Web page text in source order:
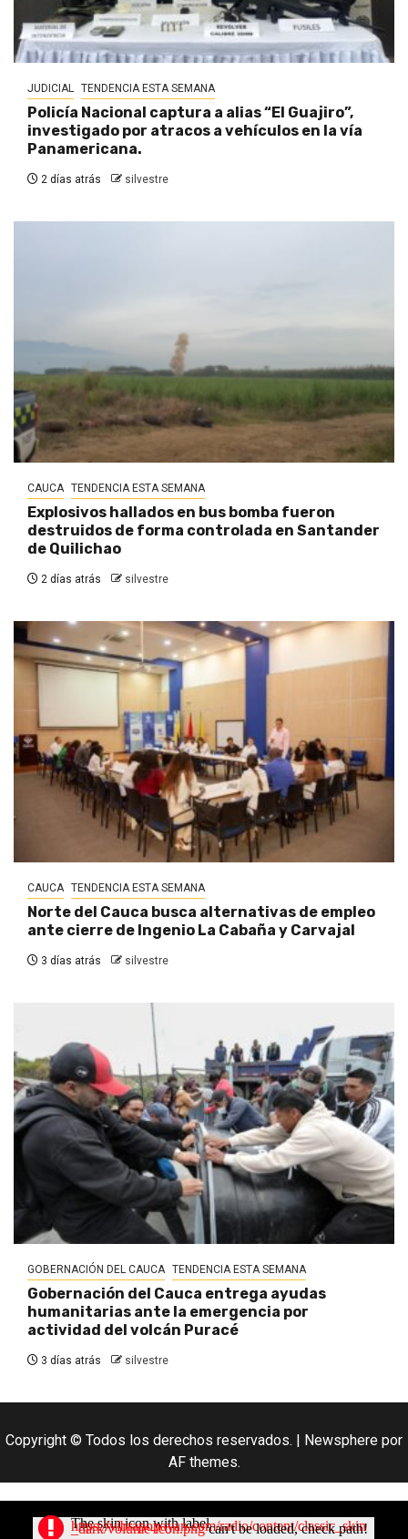
JUDICIAL TENDENCIA ESTA SEMANA
Policía Nacional captura a alias “El Guajiro”,
investigado por atracos a vehículos en la vía
Panamericana.
2 días atrás silvestre
CAUCA TENDENCIA ESTA SEMANA
Explosivos hallados en bus bomba fueron
destruidos de forma controlada en Santander
de Quilichao
2 días atrás silvestre
CAUCA TENDENCIA ESTA SEMANA
Norte del Cauca busca alternativas de empleo
ante cierre de Ingenio La Cabaña y Carvajal
3 días atrás silvestre
GOBERNACIÓN DEL CAUCA TENDENCIA ESTA SEMANA
Gobernación del Cauca entrega ayudas
humanitarias ante la emergencia por
actividad del volcán Puracé
3 días atrás silvestre
Copyright © Todos los derechos reservados. | Newsphere por
AF themes.